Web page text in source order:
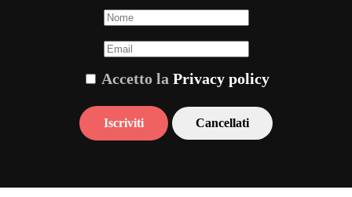
Accetto la Privacy policy